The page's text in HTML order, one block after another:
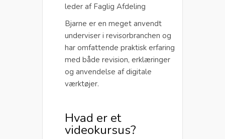
leder af Faglig Afdeling
Bjarne er en meget anvendt
underviser i revisorbranchen og
har omfattende praktisk erfaring
med både revision, erklæringer
og anvendelse af digitale
værktøjer.
Hvad er et
videokursus?